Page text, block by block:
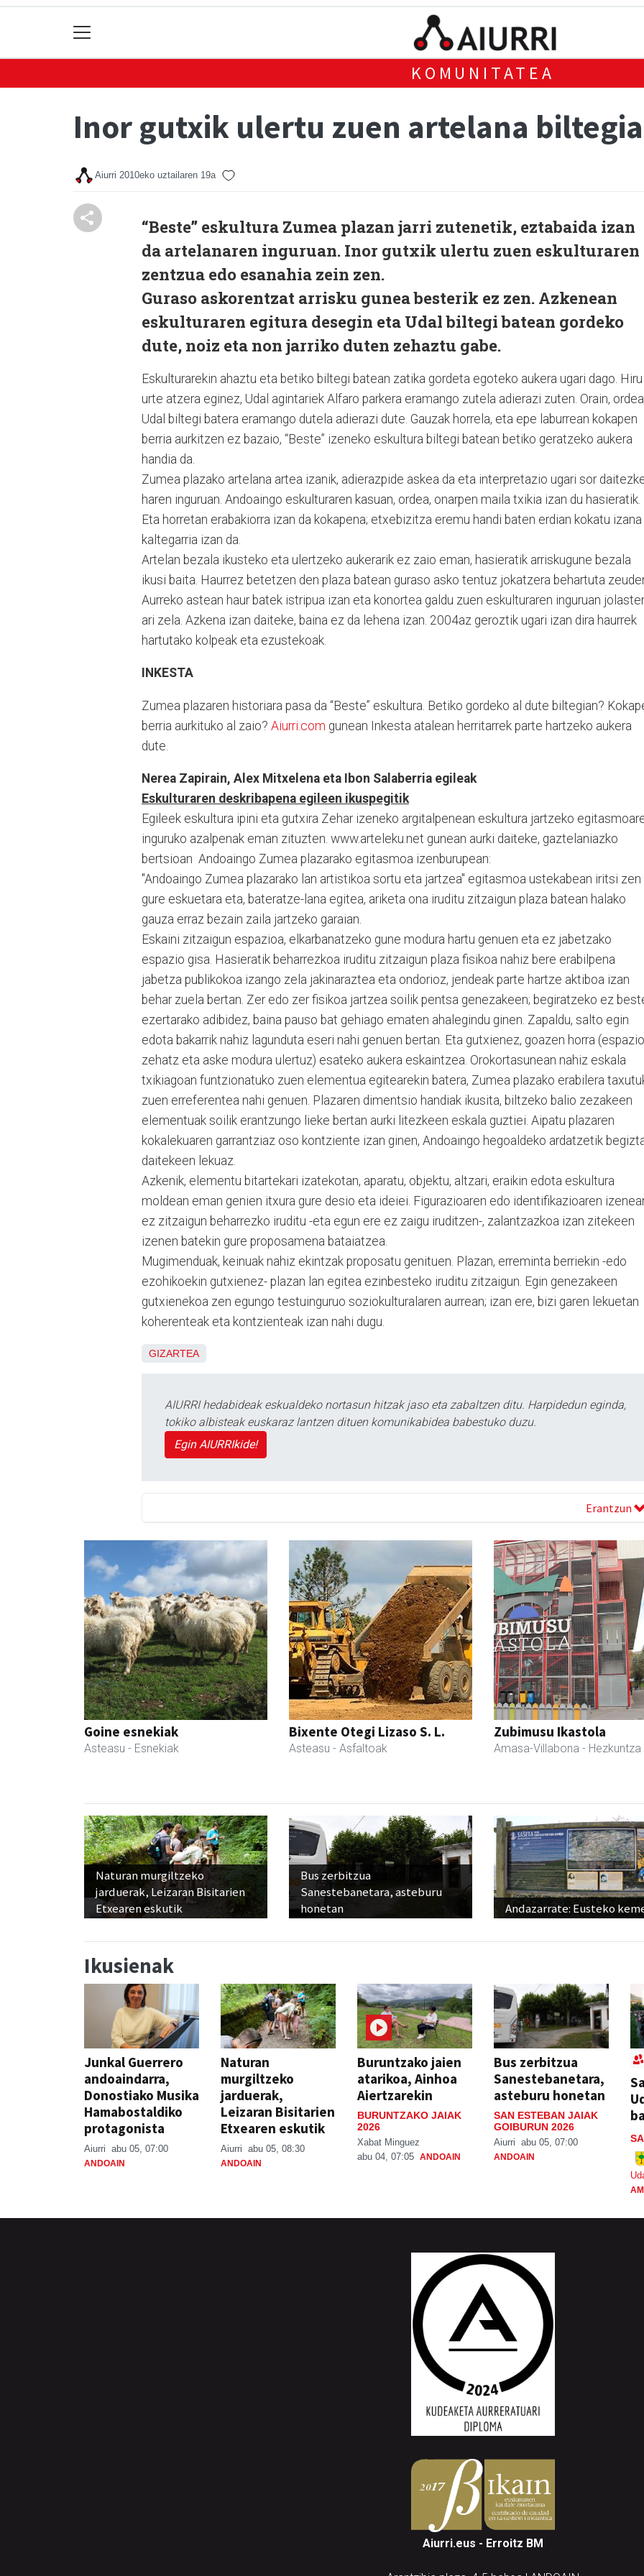
KOMUNITATEA
Inor gutxik ulertu zuen artelana
Aiurri 2010eko uztailaren 19a
“Beste” eskultura Zumea plazan jarri zutenetik, eztabaida izan
da artelanaren inguruan. Inor gutxik ulertu zuen eskulturaren
zentzua edo esanahia zein zen.
Guraso askorentzat arrisku gunea besterik ez zen. Azkenean
eskulturaren egitura desegin eta Udal biltegi batean gordeko
dute, noiz eta non jarriko duten zehaztu gabe.
Eskulturarekin ahaztu eta betiko biltegi batean zatika gordeta egoteko aukera ugari dago. Hiru
urte atzera eginez, Udal agintariek Alfaro parkera eramango zutela adierazi zuten. Orain,
Udal biltegi batera eramango dutela adierazi dute. Gauzak horrela, eta epe laburrean kokapen
berria aurkitzen ez bazaio, “Beste” izeneko eskultura biltegi batean betiko geratzeko aukera
handia da.
Zumea plazako artelana artea izanik, adierazpide askea da eta interpretazio ugari sor
haren inguruan. Andoaingo eskulturaren kasuan, ordea, onarpen maila txikia izan du hasieratik.
Eta horretan erabakiorra izan da kokapena; etxebizitza eremu handi baten erdian kokatu izana
kaltegarria izan da.
Artelan bezala ikusteko eta ulertzeko aukerarik ez zaio eman, hasieratik arriskugune bezala
ikusi baita. Haurrez betetzen den plaza batean guraso asko tentuz jokatzera behartuta
Aurreko astean haur batek istripua izan eta konortea galdu zuen eskulturaren inguruan
ari zela. Azkena izan daiteke, baina ez da lehena izan. 2004az geroztik ugari izan dira haurrek
hartutako kolpeak eta ezustekoak.
INKESTA
Zumea plazaren historiara pasa da “Beste” eskultura. Betiko gordeko al dute biltegian?
berria aurkituko al zaio? Aiurri.com gunean Inkesta atalean herritarrek parte hartzeko aukera
dute.
Nerea Zapirain, Alex Mitxelena eta Ibon Salaberria egileak
Eskulturaren deskribapena egileen ikuspegitik
Egileek eskultura ipini eta gutxira Zehar izeneko argitalpenean eskultura jartzeko
inguruko azalpenak eman zituzten. www.arteleku.net gunean aurki daiteke, gaztelaniazko
bertsioan Andoaingo Zumea plazarako egitasmoa izenburupean:
"Andoaingo Zumea plazarako lan artistikoa sortu eta jartzea" egitasmoa ustekabean iritsi zen
gure eskuetara eta, bateratze-lana egitea, ariketa ona iruditu zitzaigun plaza batean halako
gauza erraz bezain zaila jartzeko garaian.
Eskaini zitzaigun espazioa, elkarbanatzeko gune modura hartu genuen eta ez jabetzako
espazio gisa. Hasieratik beharrezkoa iruditu zitzaigun plaza fisikoa nahiz bere erabilpena
jabetza publikokoa izango zela jakinaraztea eta ondorioz, jendeak parte hartze aktiboa izan
behar zuela bertan. Zer edo zer fisikoa jartzea soilik pentsa genezakeen; begiratzeko ez
ezertarako adibidez, baina pauso bat gehiago ematen ahalegindu ginen. Zapaldu, salto egin
edota bakarrik nahiz lagunduta eseri nahi genuen bertan. Eta gutxienez, goazen horra (espazio
zehatz eta aske modura ulertuz) esateko aukera eskaintzea. Orokortasunean nahiz eskala
txikiagoan funtzionatuko zuen elementua egitearekin batera, Zumea plazako erabilera
zuen erreferentea nahi genuen. Plazaren dimentsio handiak ikusita, biltzeko balio zezakeen
elementuak soilik erantzungo lieke bertan aurki litezkeen eskala guztiei. Aipatu plazaren
kokalekuaren garrantziaz oso kontziente izan ginen, Andoaingo hegoaldeko ardatzetik
daitekeen lekuaz.
Azkenik, elementu bitartekari izatekotan, aparatu, objektu, altzari, eraikin edota eskultura
moldean eman genien itxura gure desio eta ideiei. Figurazioaren edo identifikazioaren
ez zitzaigun beharrezko iruditu -eta egun ere ez zaigu iruditzen-, zalantzazkoa izan zitekeen
izenen batekin gure proposamena bataiatzea.
Mugimenduak, keinuak nahiz ekintzak proposatu genituen. Plazan, erreminta berriekin -edo
ezohikoekin gutxienez- plazan lan egitea ezinbesteko iruditu zitzaigun. Egin genezakeen
gutxienekoa zen egungo testuinguruo soziokulturalaren aurrean; izan ere, bizi garen lekuetan
koherenteak eta kontzienteak izan nahi dugu.
GIZARTEA
AIURRI hedabideak eskualdeko nortasun hitzak jaso eta zabaltzen ditu. Harpidedun eginda,
tokiko albisteak euskaraz lantzen dituen komunikabidea babestuko duzu.
Egin AIURRIkide!
Erantzun
Goine esnekiak
Asteasu - Esnekiak
Bixente Otegi Lizaso S. L.
Asteasu - Asfaltoak
Zubimusu Ikastola
Amasa-Villabona - Hezkuntza
Naturan murgiltzeko
jarduerak, Leizaran Bisitarien
Etxearen eskutik
Bus zerbitzua
Sanestebanetara, asteburu
honetan
Andazarrate: Eusteko
Ikusienak
Junkal Guerrero
andoaindarra,
Donostiako Musika
Hamabostaldiko
protagonista
Aiurri abu 05, 07:00
ANDOAIN
Naturan
murgiltzeko
jarduerak,
Leizaran Bisitarien
Etxearen eskutik
Aiurri abu 05, 08:30
ANDOAIN
Buruntzako jaien
atarikoa, Ainhoa
Aiertzarekin
BURUNTZAKO JAIAK
2026
Xabat Minguez
abu 04, 07:05 ANDOAIN
Bus zerbitzua
Sanestebanetara,
asteburu honetan
SAN ESTEBAN JAIAK
GOIBURUN 2026
Aiurri abu 05, 07:00
ANDOAIN
Aiurri.eus - Erroitz BM